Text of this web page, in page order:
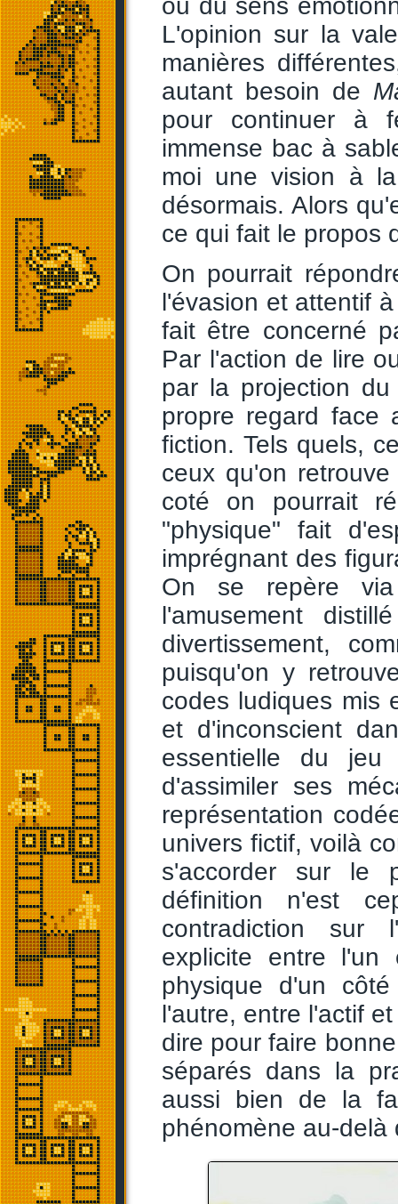
ou du sens
L'opinion sur la
manières
autant besoin de
pour continuer à
immense bac à
moi une vision à
désormais. Alors
ce qui fait le propos
On pourrait
l'évasion et attentif
fait être concerné
Par l'action de lire
par la projection du
propre regard face
fiction. Tels quels,
ceux qu'on
coté on pourrait
"physique" fait
imprégnant des
On se repère
l'amusement
divertissement,
puisqu'on y
codes ludiques mis
et d'inconscient
essentielle du
d'assimiler ses
représentation
univers fictif, voilà
s'accorder sur le
définition n'est
contradiction sur
explicite entre l'un
physique d'un
l'autre, entre l'actif
dire pour faire
séparés dans la
aussi bien de la
phénomène au-